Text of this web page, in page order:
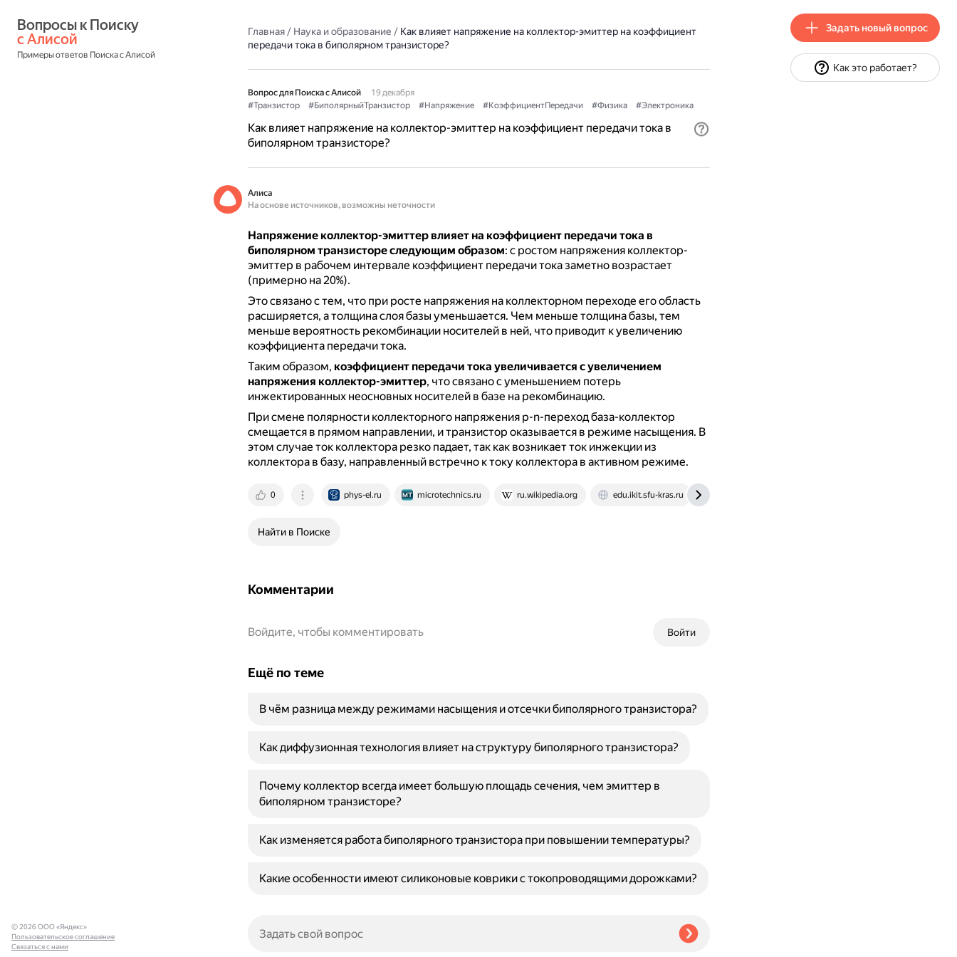
с Алисой
Примеры ответов Поиска с Алисой
Главная/ Наука и образование / Как влияет напряжение на коллектор-эмиттер на коэффициент
передачи тока в биполярном транзисторе?
Вопрос для Поиска с Алисой
19 декабря
#Транзистор
#БиполярныйТранзистор #Напряжение #КоэффициентПередачи #Физика #Электроника
Как влияет напряжение на коллектор-эмиттер на коэффициент передачи тока в
биполярном транзисторе?
Алиса
На основе источников, возможны неточности
Напряжение коллектор-эмиттер влияет на коэффициент передачи тока в
биполярном транзисторе следующим образом: с ростом напряжения коллектор-
эмиттер в рабочем интервале коэффициент передачи тока заметно возрастает
(примерно на 20%).
Это связано с тем, что при росте напряжения на коллекторном переходе его область
расширяется, а толщина слоя базы уменьшается. Чем меньше толщина базы, тем
меньше вероятность рекомбинации носителей в ней, что приводит к увеличению
коэффициента передачи тока.
Таким образом, коэффициент передачи тока увеличивается с увеличением
напряжения коллектор-эмиттер, что связано с уменьшением потерь
инжектированных неосновных носителей в базе на рекомбинацию.
При смене полярности коллекторного напряжения p-n-переход база-коллектор
смещается в прямом направлении, и транзистор оказывается в режиме насыщения. В
этом случае ток коллектора резко падает, так как возникает ток инжекции из
коллектора в базу, направленный встречно к току коллектора в активном режиме.
0 phys-el.ru microtechnics.ru ru.wikipedia.org edu.ikit.sfu-kras.ru
Найти в Поиске
Комментарии
Войти
Войдите, чтобы комментировать
Ещё по теме
В чём разница между режимами насыщения и отсечки биполярного транзистора?
Как диффузионная технология влияет на структуру биполярного транзистора?
Почему коллектор всегда имеет большую площадь сечения, чем эмиттер в
биполярном транзисторе?
Как изменяется работа биполярного транзистора при повышении температуры?
Какие особенности имеют силиконовые коврики с токопроводящими дорожками?
© 2026 ООО «Яндекс»
Пользовательское соглашение
Связаться с нами
Задать новый вопрос
Как это работает?